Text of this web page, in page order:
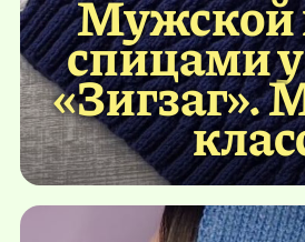
спицами
«Зигзаг».